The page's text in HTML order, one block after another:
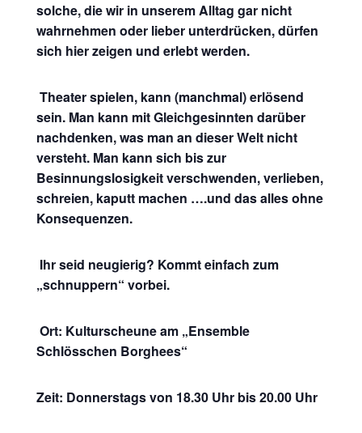
solche, die wir in unserem Alltag gar nicht
wahrnehmen oder lieber unterdrücken, dürfen
sich hier zeigen und erlebt werden.
Theater spielen, kann (manchmal) erlösend
sein. Man kann mit Gleichgesinnten darüber
nachdenken, was man an dieser Welt nicht
versteht. Man kann sich bis zur
Besinnungslosigkeit verschwenden, verlieben,
schreien, kaputt machen ….und das alles ohne
Konsequenzen.
Ihr seid neugierig? Kommt einfach zum
„schnuppern“ vorbei.
Ort: Kulturscheune am „Ensemble
Schlösschen Borghees“
Zeit: Donnerstags von 18.30 Uhr bis 20.00 Uhr